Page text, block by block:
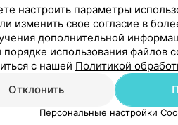
настроить параметры
изменить свое согласие в
дополнительной
порядке использования файлов
с нашей Политикой
Отклонить
Персональные настройки